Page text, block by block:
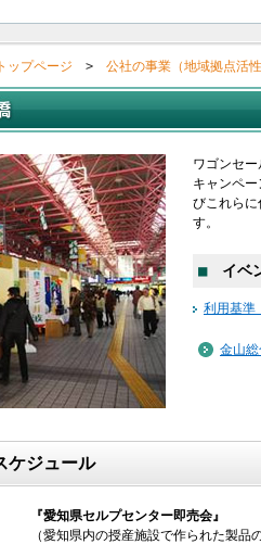
ップページ > 公社の事業（地域拠点活
ワゴンセ
キャンペ
びこれら
す。
■イベン
利用基準
金山
ジュール
『愛知県セルプセンター即売会』
（愛知県内の授産施設で作られた製品